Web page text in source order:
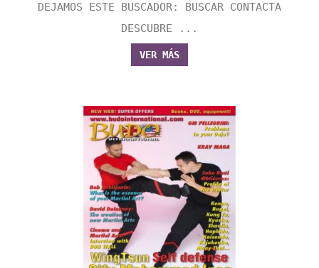
DEJAMOS ESTE BUSCADOR: BUSCAR CONTACTA
DESCUBRE ...
VER MÁS